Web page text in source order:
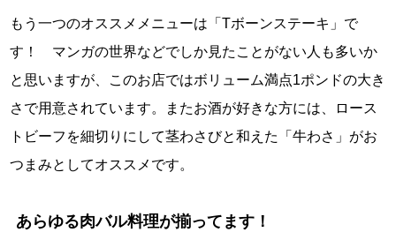
もう一つのオススメメニューは「Tボーンステーキ」で
す！ マンガの世界などでしか見たことがない人も多いか
と思いますが、このお店ではボリューム満点1ポンドの大き
さで用意されています。またお酒が好きな方には、ロース
トビーフを細切りにして茎わさびと和えた「牛わさ」がお
つまみとしてオススメです。
あらゆる肉バル料理が揃ってます！